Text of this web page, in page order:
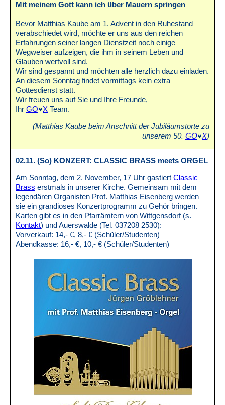
Mit meinem Gott kann ich über Mauern springen
Bevor Matthias Kaube am 1. Advent in den Ruhestand
verabschiedet wird, möchte er uns aus den reichen
Erfahrungen seiner langen Dienstzeit noch einige
Wegweiser aufzeigen, die ihm in seinem Leben und
Glauben wertvoll sind.
Wir sind gespannt und möchten alle herzlich dazu einladen.
An diesem Sonntag findet vormittags kein extra
Gottesdienst statt.
Wir freuen uns auf Sie und Ihre Freunde,
Ihr GO X Team.
(Matthias Kaube beim Anschnitt der Jubiläumstorte zu
unserem 50. GO X)
02.11. (So) KONZERT: CLASSIC BRASS meets ORGEL
Am Sonntag, dem 2. November, 17 Uhr gastiert Classic
Brass erstmals in unserer Kirche. Gemeinsam mit dem
legendären Organisten Prof. Matthias Eisenberg werden
sie ein grandioses Konzertprogramm zu Gehör bringen.
Karten gibt es in den Pfarrämtern von Wittgensdorf (s.
Kontakt) und Auerswalde (Tel. 037208 2530):
Vorverkauf: 14,- €, 8,- € (Schüler/Studenten)
Abendkasse: 16,- €, 10,- € (Schüler/Studenten)